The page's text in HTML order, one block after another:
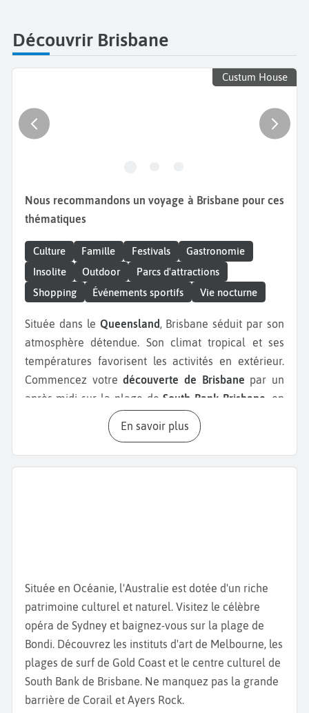
Découvrir Brisbane
Custum House
Nous recommandons un voyage à Brisbane pour ces
thématiques
Culture Famille Festivals
Gastronomie
Insolite
Outdoor
Parcs d'attractions
Shopping
Événements sportifs Vie nocturne
Située dans le Queensland, Brisbane séduit par son
atmosphère détendue. Son climat tropical et ses
températures favorisent les activités en extérieur.
Commencez votredécouverte de Brisbane par un
après-midi sur la plage deSouth Bank Brisbane , en
plein centre-ville. Promenez-vous tranquillement au
milieu des espaces verts et des aménagements
urbains. Ils se situent en face du centre financier
d'œuvres en provenance des quatre coins du monde.
Ce musée est l’un des plus importants d’Australie et
propose régulièrement des expositions immersives
et interactives. Pour une expérience locale, assistez
à un spectacle au Queensland Performing Arts
Centre(QPAC), situé à quelques pas de là. Fortitude
Valley, ou “Vallée de la Force”, est un véritable
En savoir plus
Située en Océanie, l'Australie est dotée d'un riche
patrimoine culturel et naturel. Visitez le célèbre
opéra de Sydney et baignez-vous sur la plage de
Bondi. Découvrez les instituts d'art de Melbourne, les
plages de surf de Gold Coast et le centre culturel de
South Bank de Brisbane. Ne manquez pas la grande
barrière de Corail et Ayers Rock.